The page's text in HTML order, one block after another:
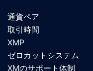
通貨ペア
取引時間
XMP
ゼロカットシステム
XMのサポート体制